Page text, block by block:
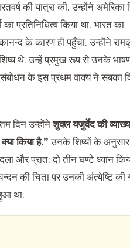
की यात्रा की. उन्होंने अमेरिका
प्रतिनिधित्व किया था. भारत का
के कारण ही पहुँचा. उन्होंने
थे. उन्हें प्रमुख रूप से उनके
के इस प्रथम वाक्य ने सबका
दिन उन्होंनेशुक्ल यजुर्वेद की
किया है.”उनके शिष्यों के
और प्रात: दो तीन घण्टे ध्यान
की चिता पर उनकी अंत्येष्टि की
था.